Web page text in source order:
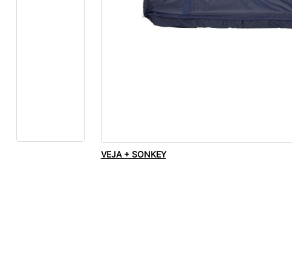
VEJA + SONKEY